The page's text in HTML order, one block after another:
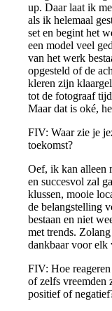
up. Daar laat ik
als ik helemaal
set en begint het
een model veel
van het werk
opgesteld of de
kleren zijn
tot de fotograaf
Maar dat is oké,
FIV: Waar zie je
toekomst?
Oef, ik kan alleen
en succesvol zal
klussen, mooie
de belangstelling
bestaan en niet
met trends.
dankbaar voor
FIV: Hoe
of zelfs vreemden
positief of